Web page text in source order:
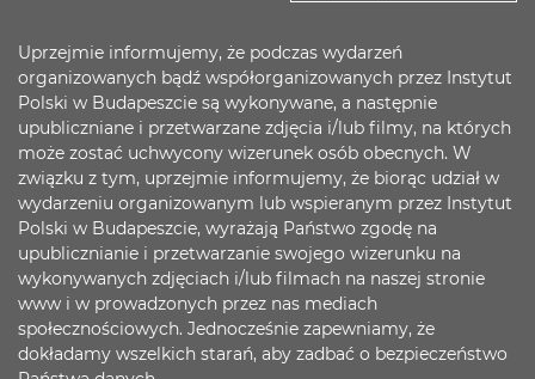
Uprzejmie informujemy, że podczas wydarzeń
organizowanych bądź współorganizowanych przez Instytut
Polski w Budapeszcie są wykonywane, a następnie
upubliczniane i przetwarzane zdjęcia i/lub filmy, na których
może zostać uchwycony wizerunek osób obecnych. W
związku z tym, uprzejmie informujemy, że biorąc udział w
wydarzeniu organizowanym lub wspieranym przez Instytut
Polski w Budapeszcie, wyrażają Państwo zgodę na
upublicznianie i przetwarzanie swojego wizerunku na
wykonywanych zdjęciach i/lub filmach na naszej stronie
www i w prowadzonych przez nas mediach
społecznościowych. Jednocześnie zapewniamy, że
dokładamy wszelkich starań, aby zadbać o bezpieczeństwo